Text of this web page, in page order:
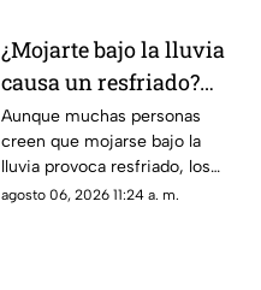
¿Mojarte bajo la lluvia
causa un resfriado?
Conoce la respuesta
Aunque muchas personas
creen que mojarse bajo la
lluvia provoca resfriado, los
especialistas explican qué
agosto 06, 2026 11:24 a. m.